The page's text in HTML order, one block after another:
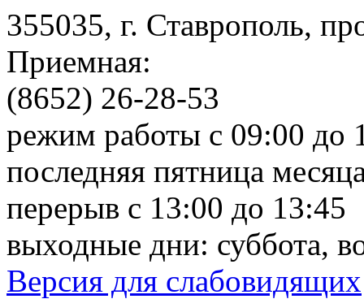
355035, г. Ставрополь,
Приемная:
(8652) 26-28-53
режим работы с 09:00 до
последняя пятница
перерыв с 13:00 до 13:45
выходные дни: суббота,
Версия для слабовидящих